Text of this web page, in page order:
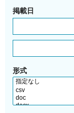
掲載日
形式